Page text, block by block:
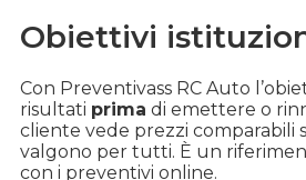
Obiettivi
Con Preventivass RC Auto
risultati prima di emettere o
cliente vede prezzi comparabili
valgono per tutti. È un
con i preventivi online.